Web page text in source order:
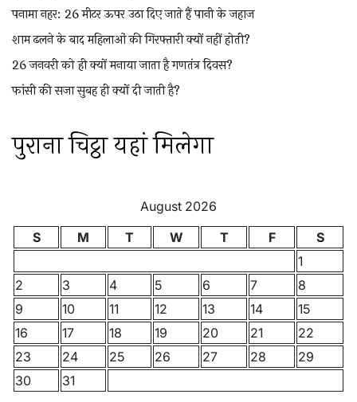
पनामा नहर: 26 मीटर ऊपर उठा दिए जाते हैं पानी के जहाज
शाम ढलने के बाद महिलाओं की गिरफ्तारी क्यों नहीं होती?
26 जनवरी को ही क्यों मनाया जाता है गणतंत्र दिवस?
फांसी की सजा सुबह ही क्यों दी जाती है?
पुराना चिट्ठा यहां मिलेगा
August 2026
S
M T W T F
S
1
2
3 4 5 6 7
8
9
10 11 12 13 14
15
16
17 18 19 20 21
22
23
24 25 26 27 28
29
30
31